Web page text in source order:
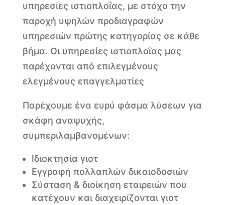
υπηρεσίες ιστιοπλοΐας, με στόχο την
παροχή υψηλών προδιαγραφών
υπηρεσιών πρώτης κατηγορίας σε κάθε
βήμα. Οι υπηρεσίες ιστιοπλοΐας μας
παρέχονται από επιλεγμένους
ελεγμένους επαγγελματίες
Παρέχουμε ένα ευρύ φάσμα λύσεων για
σκάφη αναψυχής,
συμπεριλαμβανομένων:
Ιδιοκτησία γιοτ
Εγγραφή πολλαπλών δικαιοδοσιών
Σύσταση & διοίκηση εταιρειών που
κατέχουν και διαχειρίζονται γιοτ